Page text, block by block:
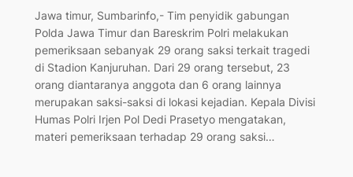
Jawa timur, Sumbarinfo,- Tim penyidik gabungan
Polda Jawa Timur dan Bareskrim Polri melakukan
pemeriksaan sebanyak 29 orang saksi terkait tragedi
di Stadion Kanjuruhan. Dari 29 orang tersebut, 23
orang diantaranya anggota dan 6 orang lainnya
merupakan saksi-saksi di lokasi kejadian. Kepala Divisi
Humas Polri Irjen Pol Dedi Prasetyo mengatakan,
materi pemeriksaan terhadap 29 orang saksi…